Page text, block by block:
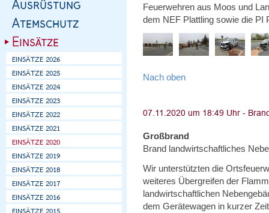
Feuerwehren aus Moos und
dem NEF Plattling sowie die PI
Nach oben
Großbrand
Brand landwirtschaftliches
Wir unterstützten die
weiteres Übergreifen der
landwirtschaftlichen
dem Gerätewagen in kurzer